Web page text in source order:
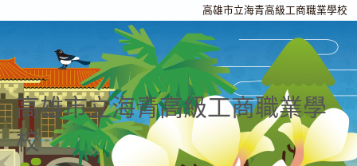
高雄市立海青高級工商職業學校
高雄市立海青高級工商職業學
校